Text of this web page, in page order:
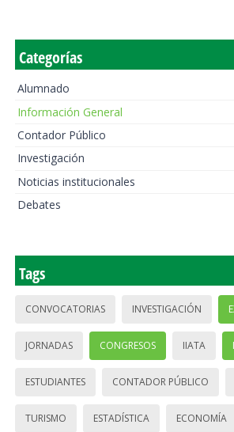
Categorías
Alumnado
Información General
Contador Público
Investigación
Noticias institucionales
Debates
Tags
CONVOCATORIAS INVESTIGACIÓN
JORNADAS CONGRESOS IIATA
ESTUDIANTES CONTADOR PÚBLICO
TURISMO ESTADÍSTICA ECONOMÍA